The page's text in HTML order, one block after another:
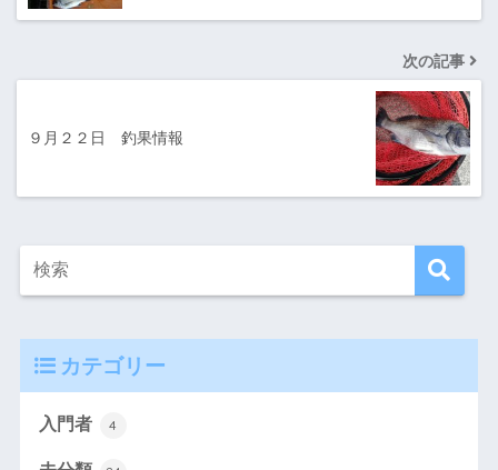
次の記事
９月２２日 釣果情報
カテゴリー
入門者 4